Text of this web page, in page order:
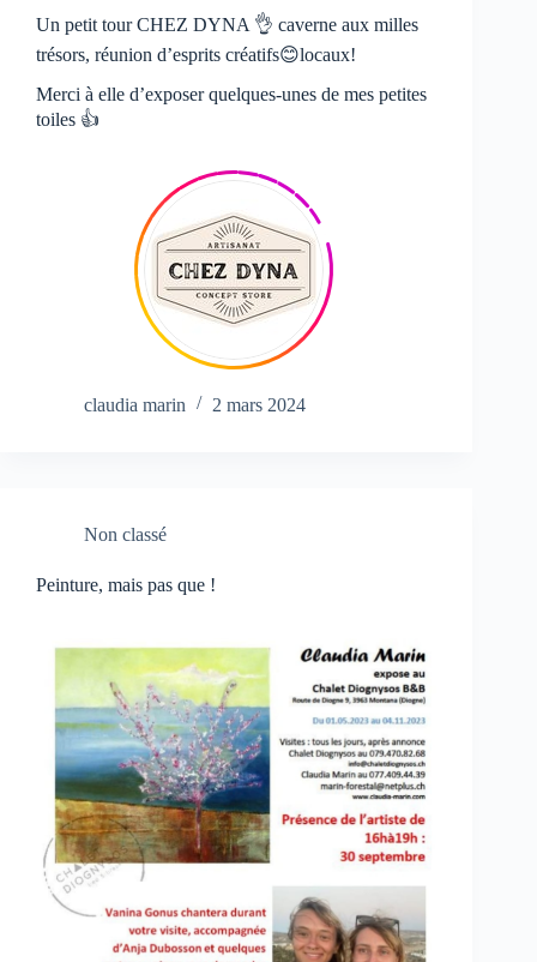
Un petit tour CHEZ DYNA 👌 caverne aux milles
trésors, réunion d’esprits créatifs😊locaux!
Merci à elle d’exposer quelques-unes de mes petites
toiles 👍
claudia marin 2 mars 2024
Non classé
Peinture, mais pas que !